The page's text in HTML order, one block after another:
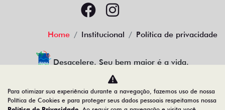
Home Institucional Política de privacidade
Desacelere. Seu bem maior é a vida.
Para otimizar sua experiência durante a navegação, fazemos uso de nossa
Política de Cookies e para proteger seus dados pessoais respeitamos nossa